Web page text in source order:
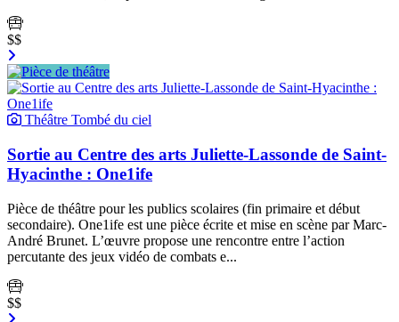
$$
Théâtre Tombé du ciel
Sortie au Centre des arts Juliette-Lassonde de Saint-
Hyacinthe : One1ife
Pièce de théâtre pour les publics scolaires (fin primaire et début
secondaire). One1ife est une pièce écrite et mise en scène par Marc-
André Brunet. L’œuvre propose une rencontre entre l’action
percutante des jeux vidéo de combats e...
$$